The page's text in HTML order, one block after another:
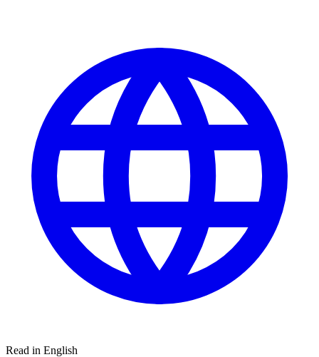
Read in English